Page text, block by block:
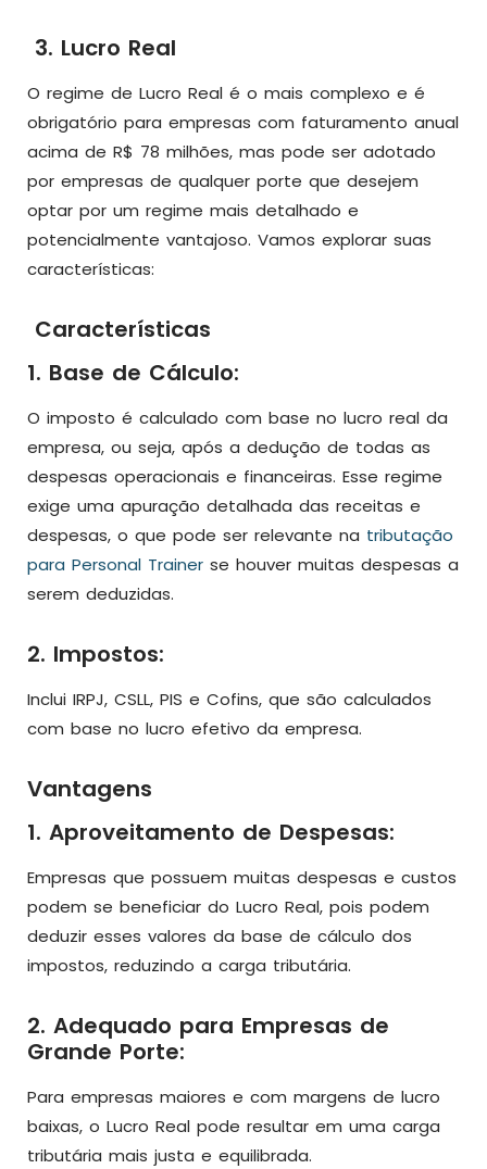
3. Lucro Real
O regime de Lucro Real é o mais complexo e é
obrigatório para empresas com faturamento anual
acima de R$ 78 milhões, mas pode ser adotado
por empresas de qualquer porte que desejem
optar por um regime mais detalhado e
potencialmente vantajoso. Vamos explorar suas
características:
Características
1. Base de Cálculo:
O imposto é calculado com base no lucro real da
empresa, ou seja, após a dedução de todas as
despesas operacionais e financeiras. Esse regime
exige uma apuração detalhada das receitas e
despesas, o que pode ser relevante na tributação
para Personal Trainer se houver muitas despesas a
serem deduzidas.
2. Impostos:
Inclui IRPJ, CSLL, PIS e Cofins, que são calculados
com base no lucro efetivo da empresa.
Vantagens
1. Aproveitamento de Despesas:
Empresas que possuem muitas despesas e custos
podem se beneficiar do Lucro Real, pois podem
deduzir esses valores da base de cálculo dos
impostos, reduzindo a carga tributária.
2. Adequado para Empresas de
Grande Porte:
Para empresas maiores e com margens de lucro
baixas, o Lucro Real pode resultar em uma carga
tributária mais justa e equilibrada.